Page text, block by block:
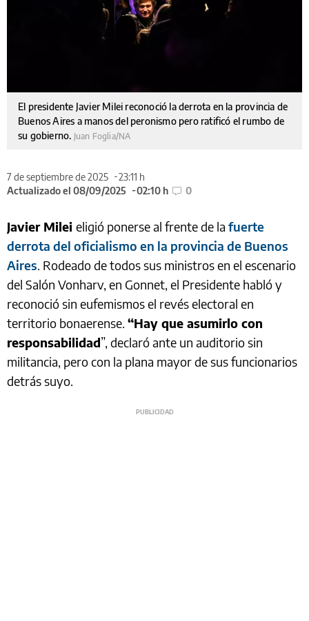
El presidente Javier Milei reconoció la derrota en la provincia de
Buenos Aires a manos del peronismo pero ratificó el rumbo de
su gobierno. Juan Foglia/NA
7 de septiembre de 2025
23:11 h
Actualizado el 08/09/2025
02:10 h 0
Javier Milei eligió ponerse al frente de la fuerte
derrota del oficialismo en la provincia de Buenos
Aires. Rodeado de todos sus ministros en el escenario
del Salón Vonharv, en Gonnet, el Presidente habló y
reconoció sin eufemismos el revés electoral en
territorio bonaerense. “Hay que asumirlo con
responsabilidad”, declaró ante un auditorio sin
militancia, pero con la plana mayor de sus funcionarios
detrás suyo.